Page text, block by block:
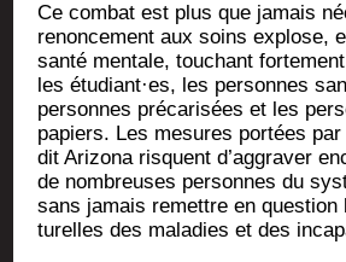
Ce com­bat est plus que jamais
renon­ce­ment aux soins explose,
san­té men­tale, tou­chant
les étudiant·es, les per­sonnes
per­sonnes pré­ca­ri­sées et les
papiers. Les mesures por­tées
dit Ari­zo­na risquent d’aggraver
de nom­breuses per­sonnes du
sans jamais remettre en
tu­relles des mala­dies et des